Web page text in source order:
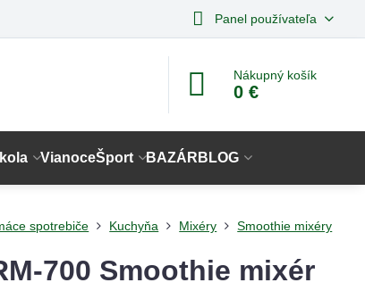
Panel používateľa
Nákupný košík
0 €
VianoceŠport BAZÁR BLOG
spotrebiče Kuchyňa Mixéry Smoothie mixéry
700 Smoothie mixér